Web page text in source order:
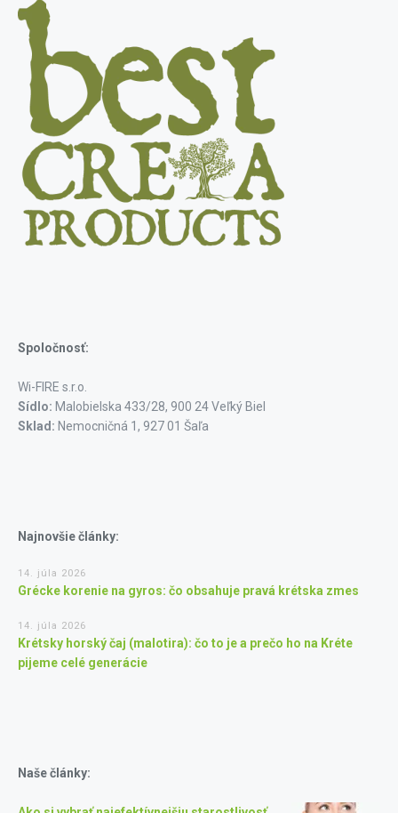
Spoločnosť:
Wi-FIRE s.r.o.
Sídlo: Malobielska 433/28, 900 24 Veľký Biel
Sklad: Nemocničná 1, 927 01 Šaľa
Najnovšie články:
14. júla 2026
Grécke korenie na gyros: čo obsahuje pravá krétska zmes
14. júla 2026
Krétsky horský čaj (malotira): čo to je a prečo ho na Kréte
pijeme celé generácie
Naše články: